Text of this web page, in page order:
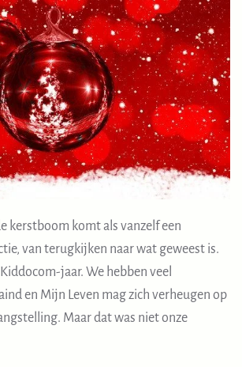
kerstboom komt als vanzelf een
van terugkijken naar wat geweest is.
jaar. We hebben veel
en Mijn Leven mag zich verheugen op
Maar dat was niet onze